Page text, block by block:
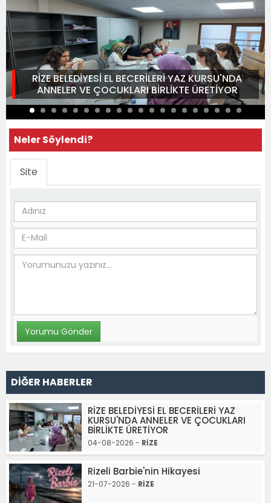
RİZE BELEDİYESİ EL BECERİLERİ YAZ KURSU'NDA
ANNELER VE ÇOCUKLARI BİRLİKTE ÜRETİYOR
Neler Söylendi?
Site
DİĞER HABERLER
RİZE BELEDİYESİ EL BECERİLERİ YAZ
KURSU'NDA ANNELER VE ÇOCUKLARI
BİRLİKTE ÜRETİYOR
04-08-2026 - RİZE
Rizeli Barbie'nin Hikayesi
21-07-2026 - RİZE